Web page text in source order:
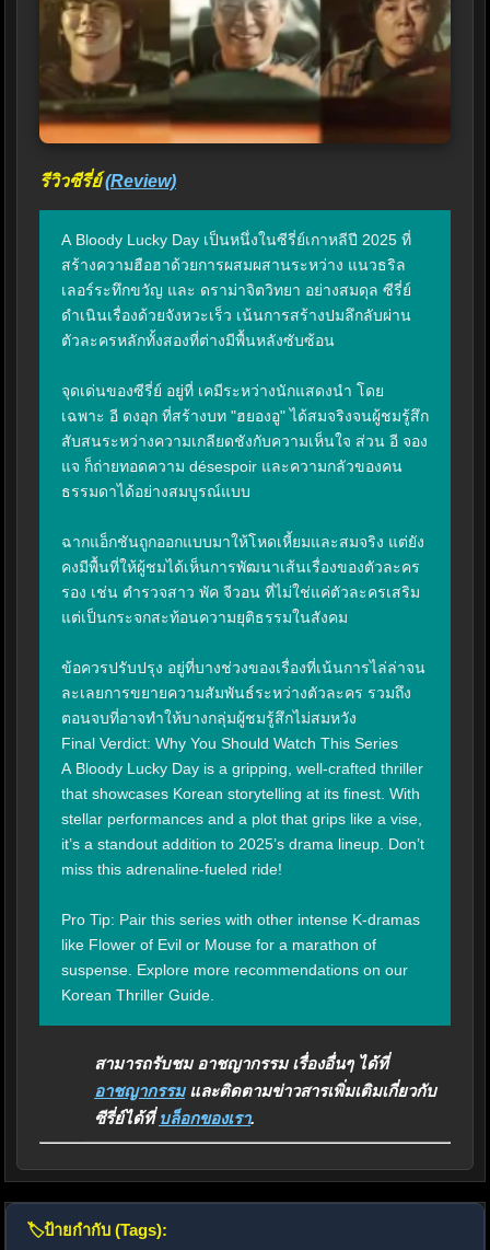
รีวิวซีรี่ย์(Review)
A Bloody Lucky Day เป็นหนึ่งในซีรี่ย์เกาหลีปี 2025 ที่
สร้างความฮือฮาด้วยการผสมผสานระหว่าง แนวธริล
เลอร์ระทึกขวัญ และ ดราม่าจิตวิทยา อย่างสมดุล ซีรี่ย์
ดำเนินเรื่องด้วยจังหวะเร็ว เน้นการสร้างปมลึกลับผ่าน
ตัวละครหลักทั้งสองที่ต่างมีพื้นหลังซับซ้อน
จุดเด่นของซีรี่ย์ อยู่ที่ เคมีระหว่างนักแสดงนำ โดย
เฉพาะ อี ดงอุก ที่สร้างบท "ฮยองอู" ได้สมจริงจนผู้ชมรู้สึก
สับสนระหว่างความเกลียดชังกับความเห็นใจ ส่วน อี จอง
แจ ก็ถ่ายทอดความ désespoir และความกลัวของคน
ธรรมดาได้อย่างสมบูรณ์แบบ
ฉากแอ็กชันถูกออกแบบมาให้โหดเหี้ยมและสมจริง แต่ยัง
คงมีพื้นที่ให้ผู้ชมได้เห็นการพัฒนาเส้นเรื่องของตัวละคร
รอง เช่น ตำรวจสาว พัค จีวอน ที่ไม่ใช่แค่ตัวละครเสริม
แต่เป็นกระจกสะท้อนความยุติธรรมในสังคม
ข้อควรปรับปรุง อยู่ที่บางช่วงของเรื่องที่เน้นการไล่ล่าจน
ละเลยการขยายความสัมพันธ์ระหว่างตัวละคร รวมถึง
ตอนจบที่อาจทำให้บางกลุ่มผู้ชมรู้สึกไม่สมหวัง
Final Verdict: Why You Should Watch This Series
A Bloody Lucky Day is a gripping, well-crafted thriller
that showcases Korean storytelling at its finest. With
stellar performances and a plot that grips like a vise,
it’s a standout addition to 2025’s drama lineup. Don’t
miss this adrenaline-fueled ride!
Pro Tip: Pair this series with other intense K-dramas
like Flower of Evil or Mouse for a marathon of
suspense. Explore more recommendations on our
Korean Thriller Guide.
สามารถรับชม อาชญากรรม เรื่องอื่นๆ ได้ที่
อาชญากรรมและติดตามข่าวสารเพิ่มเติมเกี่ยวกับ
ซีรี่ย์ได้ที่ บล็อกของเรา.
🏷️ป้ายกำกับ (Tags):